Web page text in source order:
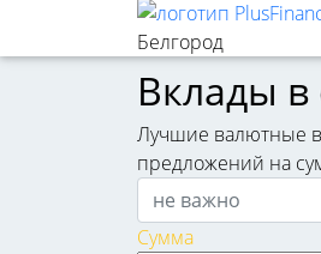
Белгород
Вклады в
Лучшие валютные
предложений на
Сумма